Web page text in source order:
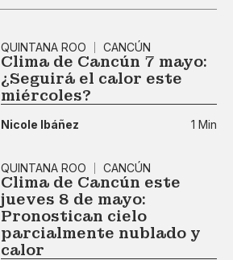
QUINTANA ROO CANCÚN
Clima de Cancún 7 mayo:
¿Seguirá el calor este
miércoles?
Nicole Ibáñez 1 Min
QUINTANA ROO CANCÚN
Clima de Cancún este
jueves 8 de mayo:
Pronostican cielo
parcialmente nublado y
calor